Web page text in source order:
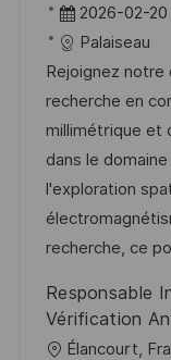
b
c
a
c
i
ó
n
F
e
c
h
a
d
e
p
u
l
2026-02-20
Palaiseau
Rejoignez notre
recherche en
millimétrique et
dans le
l'exploration
recherche, ce
Responsable
Vérification
U Élancourt,